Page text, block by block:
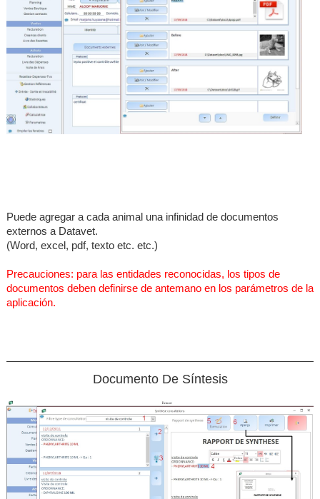
Puede agregar a cada animal una infinidad de documentos
externos a Datavet.
(Word, excel, pdf, texto etc. etc.)
Precauciones: para las entidades reconocidas, los tipos de
documentos deben definirse de antemano en los parámetros de la
aplicación.
Documento De Síntesis